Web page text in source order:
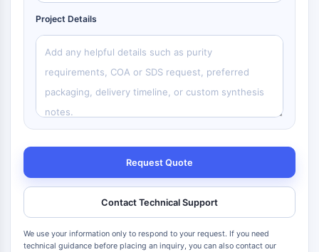
Project Details
Request Quote
Contact Technical Support
We use your information only to respond to your request. If you need
technical guidance before placing an inquiry, you can also contact our